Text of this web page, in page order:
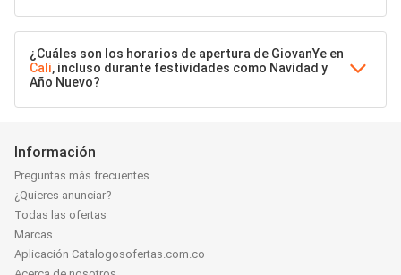
¿Cuáles son los horarios de apertura de GiovanYe en
Cali, incluso durante festividades como Navidad y
Año Nuevo?
Información
Preguntas más frecuentes
¿Quieres anunciar?
Todas las ofertas
Marcas
Aplicación Catalogosofertas.com.co